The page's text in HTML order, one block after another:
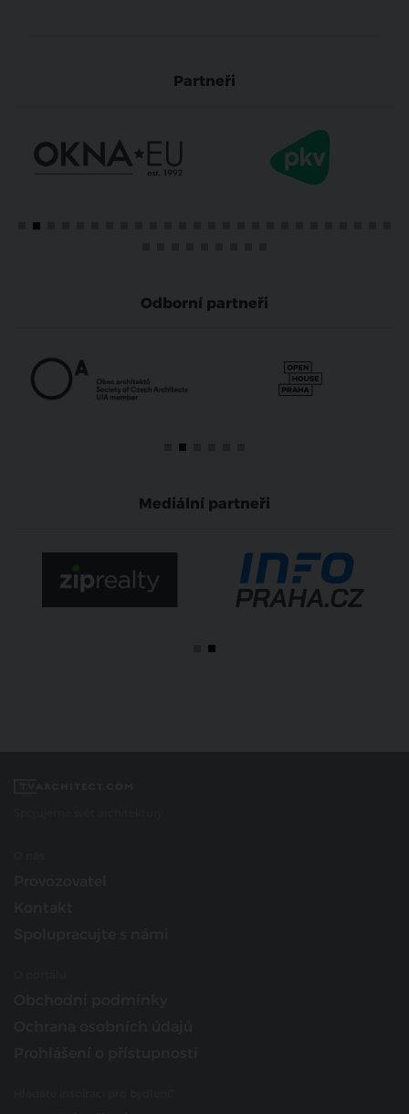
Partneři
Odborní partneři
Mediální partneři